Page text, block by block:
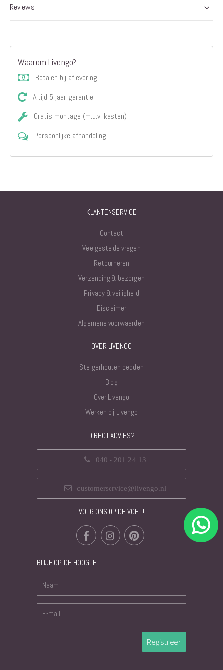
Reviews
Waarom Livengo?
Betalen bij aflevering
Altijd 5 jaar garantie
Gratis montage (m.u.v. kasten)
Persoonlijke afhandeling
KLANTENSERVICE
Contact
Veelgestelde vragen
Retourneren
Verzending & bezorgen
Privacy & veiligheid
Disclaimer
Algemene voorwaarden
OVER LIVENGO
Steigerhouten bedden
Blog
Over Livengo
Werken bij Livengo
DIRECT ADVIES?
040 - 201 24 13
customerservice@livengo.nl
VOLG ONS OP DE VOET!
BLIJF OP DE HOOGTE
Registreer